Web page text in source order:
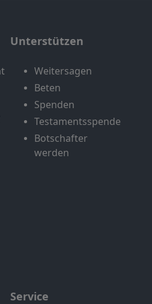
Unterstützen
Weitersagen
Beten
Spenden
Testamentsspende
Botschafter
werden
Service